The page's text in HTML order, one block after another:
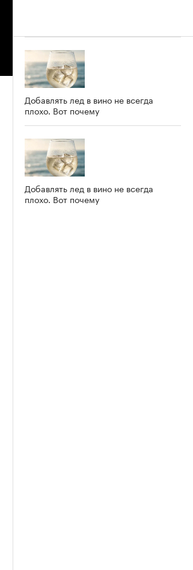
Добавлять лед в вино не всегда
плохо. Вот почему
Добавлять лед в вино не всегда
плохо. Вот почему